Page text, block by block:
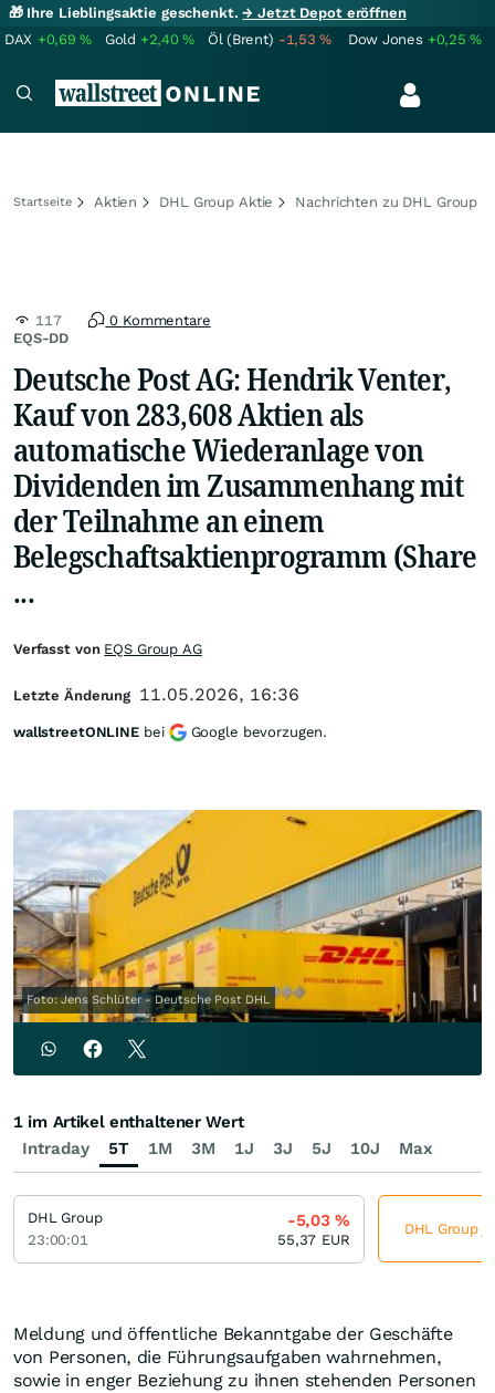
🎁 Ihre Lieblingsaktie geschenkt.→ Jetzt Depot eröffnen
DAX +0,69% Gold +2,40% Öl (Brent) -1,53% Dow Jones +0,25%
Startseite Aktien DHL Group Aktie Nachrichten zu DHL Group
EQS-DD
117 0 Kommentare
Deutsche Post AG: Hendrik Venter,
Kauf von 283,608 Aktien als
automatische Wiederanlage von
Dividenden im Zusammenhang mit
der Teilnahme an einem
Belegschaftsaktienprogramm (Share
...
Foto: Jens Schlüter - Deutsche Post DHL
Meldung und öffentliche Bekanntgabe der Geschäfte
von Personen, die Führungsaufgaben wahrnehmen,
sowie in enger Beziehung zu ihnen stehenden Personen
Verfasst von EQS Group AG
Letzte Änderung 11.05.2026, 16:36
wallstreetONLINE bei Google bevorzugen.
Intraday 5T 1M 3M 1J 3J 5J 10J Max
1 im Artikel enthaltener Wert
DHL Group
23:00:01
-5,03%
55,37 EUR
DHL Group